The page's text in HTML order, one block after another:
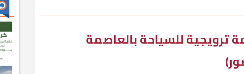
للسياحة بالعاصمة